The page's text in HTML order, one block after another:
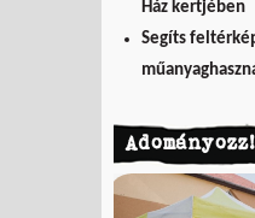
Ház kertjében
Segíts
Adományozz!